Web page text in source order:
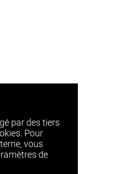
par des tiers
Pour
vous
de